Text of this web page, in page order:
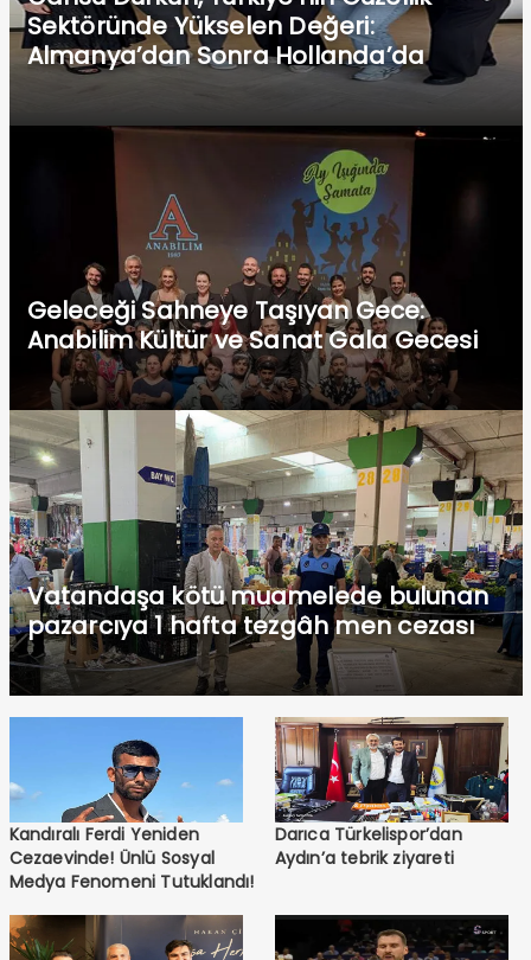
Sektöründe Yükselen Değeri:
Almanya’dan Sonra Hollanda’da
Geleceği Sahneye Taşıyan Gece:
Anabilim Kültür ve Sanat Gala Gecesi
Vatandaşa kötü muamelede bulunan
pazarcıya 1 hafta tezgâh men cezası
Kandıralı Ferdi Yeniden
Cezaevinde! Ünlü Sosyal
Medya Fenomeni Tutuklandı!
Darıca Türkelispor’dan
Aydın’a tebrik ziyareti